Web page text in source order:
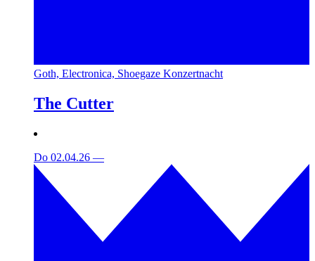
Goth, Electronica, Shoegaze Konzertnacht
The Cutter
Do 02.04.26 —